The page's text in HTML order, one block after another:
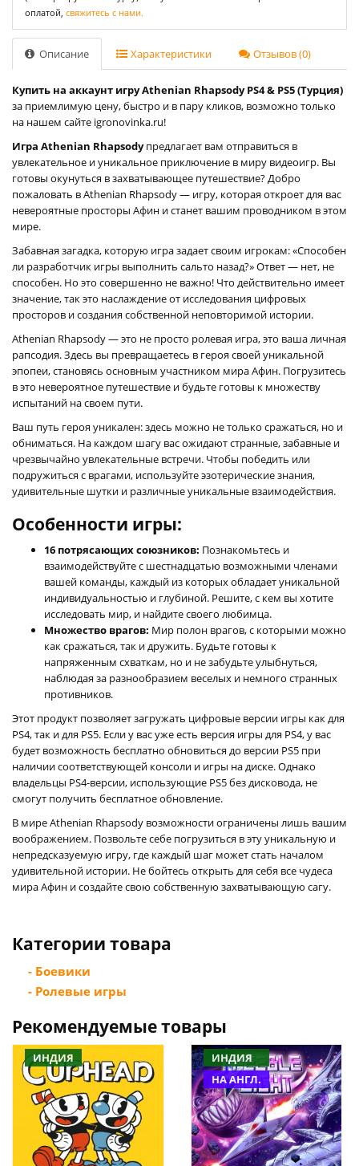
оплатой, свяжитесь с нами.
Описание Характеристики Отзывов (0)
Купить на аккаунт игру Athenian Rhapsody PS4 & PS5 (Турция)
за приемлимую цену, быстро и в пару кликов, возможно только
на нашем сайте igronovinka.ru!
Игра Athenian Rhapsodyпредлагает вам отправиться в
увлекательное и уникальное приключение в миру видеоигр. Вы
готовы окунуться в захватывающее путешествие? Добро
пожаловать в Athenian Rhapsody — игру, которая откроет для вас
невероятные просторы Афин и станет вашим проводником в этом
мире.
Забавная загадка, которую игра задает своим игрокам: «Способен
ли разработчик игры выполнить сальто назад?» Ответ — нет, не
способен. Но это совершенно не важно! Что действительно имеет
значение, так это наслаждение от исследования цифровых
просторов и создания собственной неповторимой истории.
Athenian Rhapsody — это не просто ролевая игра, это ваша личная
рапсодия. Здесь вы превращаетесь в героя своей уникальной
эпопеи, становясь основным участником мира Афин. Погрузитесь
в это невероятное путешествие и будьте готовы к множеству
испытаний на своем пути.
Ваш путь героя уникален: здесь можно не только сражаться, но и
обниматься. На каждом шагу вас ожидают странные, забавные и
чрезвычайно увлекательные встречи. Чтобы победить или
подружиться с врагами, используйте эзотерические знания,
удивительные шутки и различные уникальные взаимодействия.
Особенности игры:
16 потрясающих союзников: Познакомьтесь и
взаимодействуйте с шестнадцатью возможными членами
вашей команды, каждый из которых обладает уникальной
индивидуальностью и глубиной. Решите, с кем вы хотите
исследовать мир, и найдите своего любимца.
Множество врагов: Мир полон врагов, с которыми можно
как сражаться, так и дружить. Будьте готовы к
напряженным схваткам, но и не забудьте улыбнуться,
наблюдая за разнообразием веселых и немного странных
противников.
Этот продукт позволяет загружать цифровые версии игры как для
PS4, так и для PS5. Если у вас уже есть версия игры для PS4, у вас
будет возможность бесплатно обновиться до версии PS5 при
наличии соответствующей консоли и игры на диске. Однако
владельцы PS4-версии, использующие PS5 без дисковода, не
смогут получить бесплатное обновление.
В мире Athenian Rhapsody возможности ограничены лишь вашим
воображением. Позвольте себе погрузиться в эту уникальную и
непредсказуемую игру, где каждый шаг может стать началом
удивительной истории. Не бойтесь открыть для себя все чудеса
мира Афин и создайте свою собственную захватывающую сагу.
Категории товара
- Боевики
- Ролевые игры
Рекомендуемые товары
ИНДИЯ
ИНДИЯ
НА АНГЛ.